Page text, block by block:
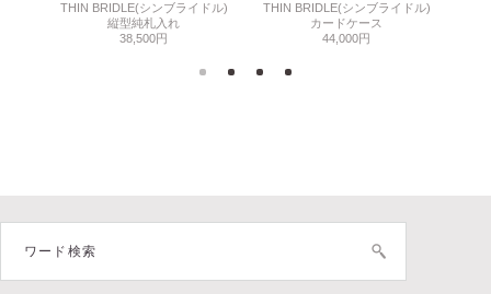
THIN BRIDLE(シンブライドル)
縦型純札入れ
38,500円
THIN BRIDLE(シンブライドル)
カードケース
44,000円